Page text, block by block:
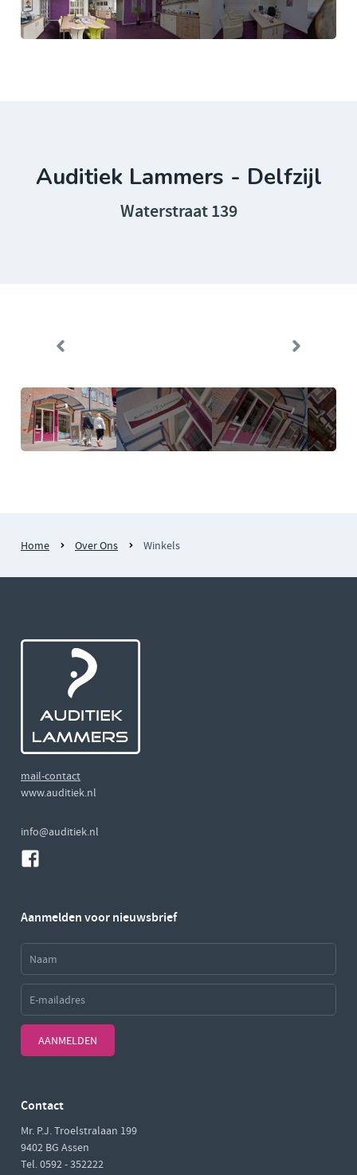
Auditiek Lammers - Delfzijl
Waterstraat 139
Home Over Ons Winkels
mail-contact
www.auditiek.nl
info@auditiek.nl
Aanmelden voor nieuwsbrief
AANMELDEN
Contact
Mr. P.J. Troelstralaan 199
9402 BG Assen
Tel. 0592 - 352222